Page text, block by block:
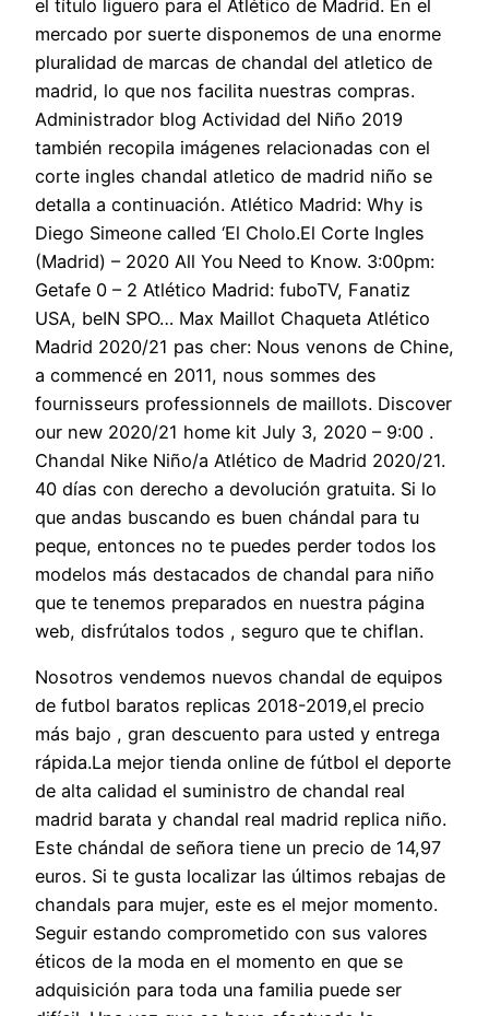
el título liguero para el Atlético de Madrid. En el
mercado por suerte disponemos de una enorme
pluralidad de marcas de chandal del atletico de
madrid, lo que nos facilita nuestras compras.
Administrador blog Actividad del Niño 2019
también recopila imágenes relacionadas con el
corte ingles chandal atletico de madrid niño se
detalla a continuación. Atlético Madrid: Why is
Diego Simeone called ‘El Cholo.El Corte Ingles
(Madrid) – 2020 All You Need to Know. 3:00pm:
Getafe 0 – 2 Atlético Madrid: fuboTV, Fanatiz
USA, beIN SPO… Max Maillot Chaqueta Atlético
Madrid 2020/21 pas cher: Nous venons de Chine,
a commencé en 2011, nous sommes des
fournisseurs professionnels de maillots. Discover
our new 2020/21 home kit July 3, 2020 – 9:00 .
Chandal Nike Niño/a Atlético de Madrid 2020/21.
40 días con derecho a devolución gratuita. Si lo
que andas buscando es buen chándal para tu
peque, entonces no te puedes perder todos los
modelos más destacados de chandal para niño
que te tenemos preparados en nuestra página
web, disfrútalos todos , seguro que te chiflan.
Nosotros vendemos nuevos chandal de equipos
de futbol baratos replicas 2018-2019,el precio
más bajo , gran descuento para usted y entrega
rápida.La mejor tienda online de fútbol el deporte
de alta calidad el suministro de chandal real
madrid barata y chandal real madrid replica niño.
Este chándal de señora tiene un precio de 14,97
euros. Si te gusta localizar las últimos rebajas de
chandals para mujer, este es el mejor momento.
Seguir estando comprometido con sus valores
éticos de la moda en el momento en que se
adquisición para toda una familia puede ser